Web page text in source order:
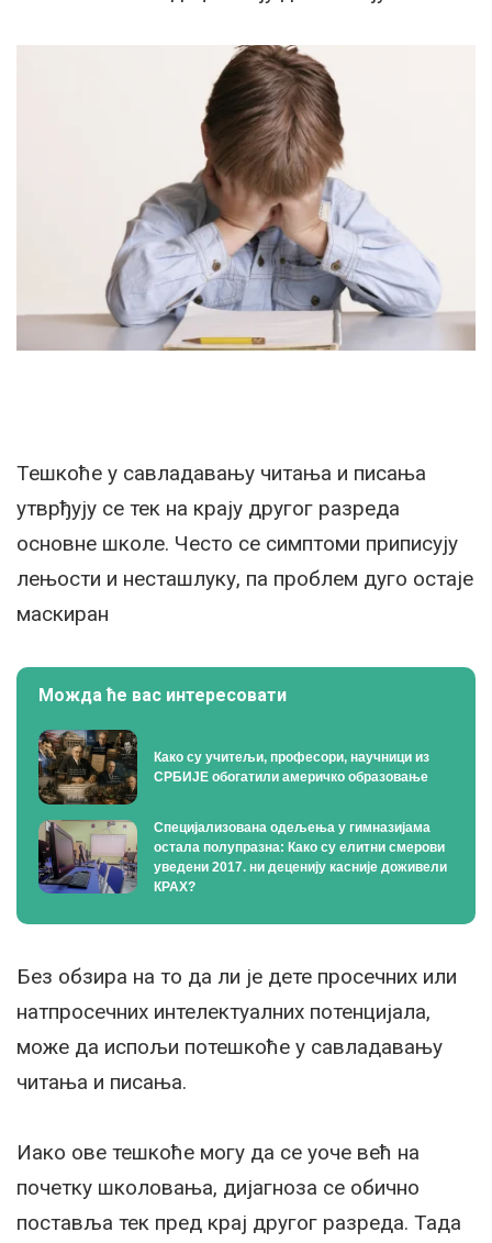
Тешкоће у савладавању читања и писања
утврђују се тек на крају другог разреда
основне школе. Често се симптоми приписују
лењости и несташлуку, па проблем дуго остаје
маскиран
Можда ће вас интересовати
Како су учитељи, професори, научници из
СРБИЈЕ обогатили америчко образовање
Специјализована одељења у гимназијама
остала полупразна: Како су елитни смерови
уведени 2017. ни деценију касније доживели
КРАХ?
Без обзира на то да ли је дете просечних или
натпросечних интелектуалних потенцијала,
може да испољи потешкоће у савладавању
читања и писања.
Иако ове тешкоће могу да се уоче већ на
почетку школовања, дијагноза се обично
поставља тек пред крај другог разреда. Тада